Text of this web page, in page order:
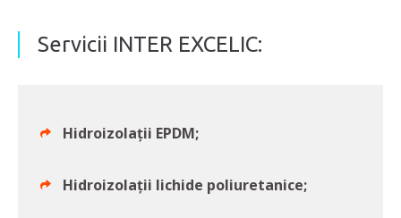
Servicii INTER EXCELIC:
Hidroizolații EPDM;
Hidroizolații lichide poliuretanice;